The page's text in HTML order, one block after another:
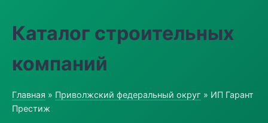
Каталог строительных
компаний
Главная » Приволжский федеральный округ » ИП Гарант
Престиж